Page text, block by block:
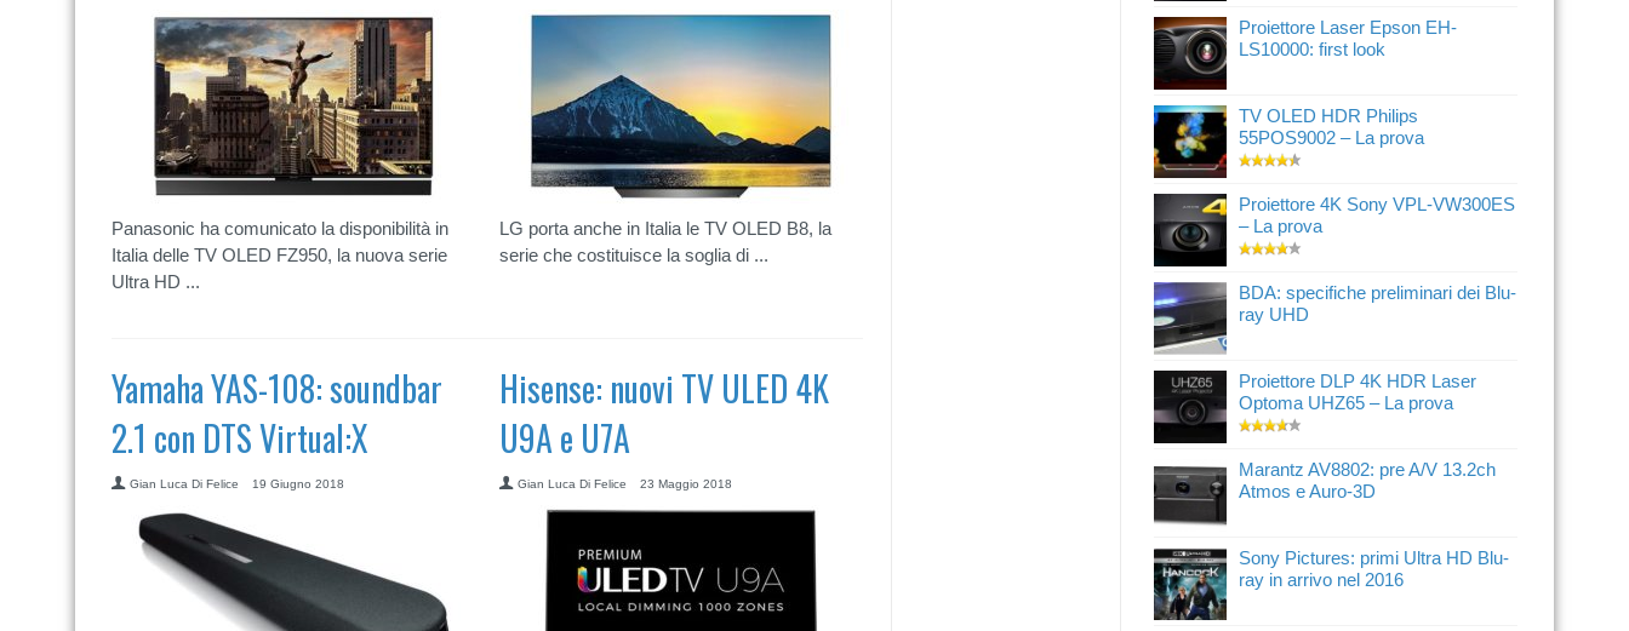
Panasonic ha comunicato la disponibilità in
Italia delle TV OLED FZ950, la nuova serie
Ultra HD ...
LG porta anche in Italia le TV OLED B8, la
serie che costituisce la soglia di ...
Yamaha YAS-108: soundbar
2.1 con DTS Virtual:X
Gian Luca Di Felice 19 Giugno 2018
Hisense: nuovi TV ULED 4K
U9A e U7A
Gian Luca Di Felice 23 Maggio 2018
Proiettore Laser Epson EH-
LS10000: first look
TV OLED HDR Philips
55POS9002 – La prova
Proiettore 4K Sony VPL-VW300ES
– La prova
BDA: specifiche preliminari dei Blu-
ray UHD
Proiettore DLP 4K HDR Laser
Optoma UHZ65 – La prova
Marantz AV8802: pre A/V 13.2ch
Atmos e Auro-3D
Sony Pictures: primi Ultra HD Blu-
ray in arrivo nel 2016